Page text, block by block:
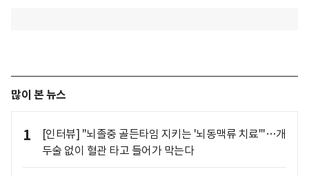
많이 본 뉴스
1
[인터뷰] "뇌졸중 골든타임 지키는 '뇌동맥류 치료'"…개
두술 없이 혈관 타고 들어가 막는다